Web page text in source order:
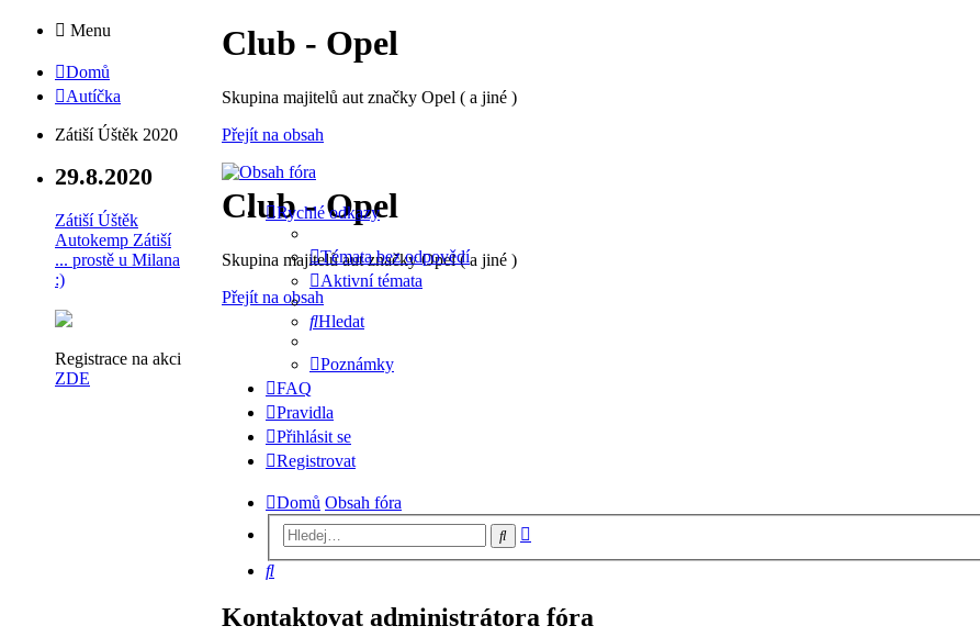
Menu
Domů
Autíčka
Zátiší Úštěk 2020
29.8.2020
Zátiší Úštěk
Autokemp Zátiší
... prostě u Milana
:)
Registrace na akci
ZDE
Club - Opel
Skupina majitelů aut značky Opel ( a jiné )
Přejít na obsah
Club - Opel
Skupina majitelů aut značky Opel ( a jiné )
Přejít na obsah
Rychlé odkazy
Témata bez odpovědí
Aktivní témata
Hledat
Poznámky
FAQ
Pravidla
Přihlásit se
Registrovat
Domů Obsah fóra
Hledat
Hledat
Kontaktovat administrátora fóra